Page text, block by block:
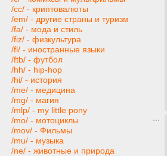
/cc/ - криптовалюты
/em/ - другие страны и туризм
/fa/ - мода и стиль
/fiz/ - физкультура
/fl/ - иностранные языки
/ftb/ - футбол
/hh/ - hip-hop
/hi/ - история
/me/ - медицина
/mg/ - магия
/mlp/ - my little pony
/mo/ - мотоциклы
/mov/ - Фильмы
/mu/ - музыка
/ne/ - животные и природа